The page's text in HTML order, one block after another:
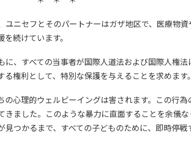
ニセフとそのパートナーはガザ地区で、医療物
続けています。
、すべての当事者が国際人道法および国際人権
権利として、特別な保護を与えることを求めます。
心理的ウェルビーイングは害されます。この行
ました。このような暴力に直面することを余儀
つかるまで、すべての子どものために、即時停